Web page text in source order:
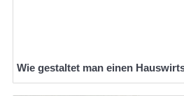
Wie gestaltet man einen